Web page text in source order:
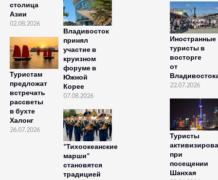
столица
Азии
02.08.2026
Туристам
предложат
встречать
рассветы
в бухте
Халонг
26.07.2026
Владивосток
принял
участие в
круизном
форуме в
Южной
Корее
07.08.2026
“Тихоокеанские
марши”
становятся
традицией
Иностранные
туристы в
восторге
от
22.07.2026
Туристы
при
посещении
Шанхая